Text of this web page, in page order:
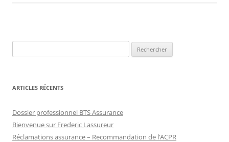
ARTICLES RÉCENTS
Dossier professionnel BTS Assurance
Bienvenue sur Frederic Lassureur
Réclamations assurance – Recommandation de l’ACPR